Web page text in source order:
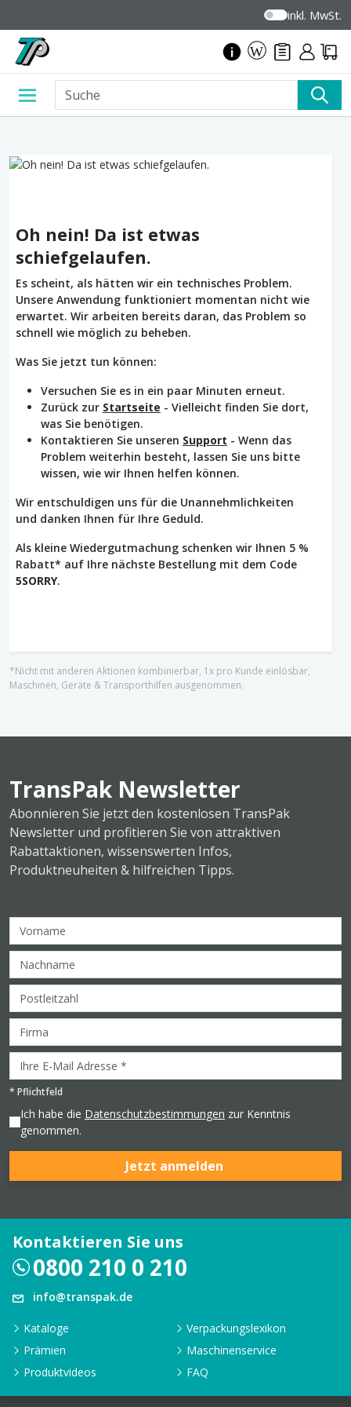
inkl. MwSt.
Oh nein! Da ist etwas
schiefgelaufen.
Es scheint, als hätten wir ein technisches Problem.
Unsere Anwendung funktioniert momentan nicht wie
erwartet. Wir arbeiten bereits daran, das Problem so
schnell wie möglich zu beheben.
Was Sie jetzt tun können:
Versuchen Sie es in ein paar Minuten erneut.
Zurück zur Startseite - Vielleicht finden Sie dort,
was Sie benötigen.
Kontaktieren Sie unseren Support - Wenn das
Problem weiterhin besteht, lassen Sie uns bitte
wissen, wie wir Ihnen helfen können.
Wir entschuldigen uns für die Unannehmlichkeiten
und danken Ihnen für Ihre Geduld.
Als kleine Wiedergutmachung schenken wir Ihnen 5 %
Rabatt* auf Ihre nächste Bestellung mit dem Code
5SORRY.
*Nicht mit anderen Aktionen kombinierbar, 1x pro Kunde einlösbar,
Maschinen, Geräte & Transporthilfen ausgenommen.
TransPak Newsletter
Abonnieren Sie jetzt den kostenlosen TransPak
Newsletter und profitieren Sie von attraktiven
Rabattaktionen, wissenswerten Infos,
Produktneuheiten & hilfreichen Tipps.
* Pflichtfeld
Ich habe die Datenschutzbestimmungen zur Kenntnis
genommen.
Jetzt anmelden
Kontaktieren Sie uns
0800 210 0 210
info@transpak.de
Kataloge
Verpackungslexikon
Prämien
Maschinenservice
Produktvideos
FAQ